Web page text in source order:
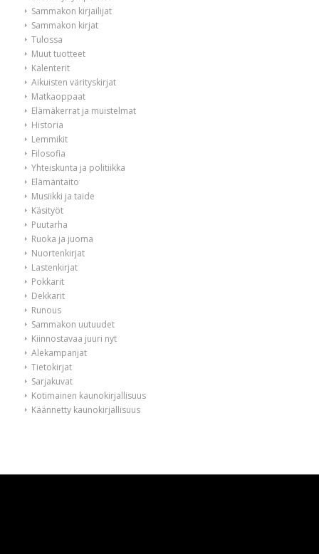
Sammakon kirjailijat
Sammakon kirjat
Tulossa
Muut tuotteet
Kalenterit
Aikuisten värityskirjat
Matkaoppaat
Elämäkerrat ja muistelmat
Historia
Lemmikit
Filosofia
Yhteiskunta ja politiikka
Elämäntaito
Musiikki ja taide
Käsityöt
Puutarha
Ruoka ja juoma
Nuortenkirjat
Lastenkirjat
Pokkarit
Dekkarit
Runous
Sammakon uutuudet
Kiinnostavaa juuri nyt
Alekampanjat
Tietokirjat
Sarjakuvat
Kotimainen kaunokirjallisuus
Käännetty kaunokirjallisuus